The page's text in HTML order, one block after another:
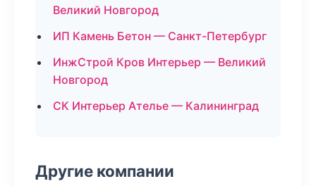
Великий Новгород
ИП Камень Бетон — Санкт-Петербург
ИнжСтрой Кров Интерьер — Великий
Новгород
СК Интерьер Ателье — Калининград
Другие компании